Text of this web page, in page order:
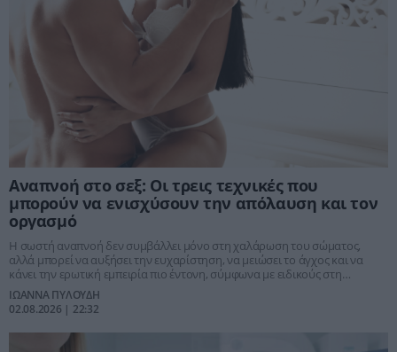
Αναπνοή στο σεξ: Οι τρεις τεχνικές που
μπορούν να ενισχύσουν την απόλαυση και τον
οργασμό
Η σωστή αναπνοή δεν συμβάλλει μόνο στη χαλάρωση του σώματος,
αλλά μπορεί να αυξήσει την ευχαρίστηση, να μειώσει το άγχος και να
κάνει την ερωτική εμπειρία πιο έντονη, σύμφωνα με ειδικούς στη
σεξουαλική υγεία.
ΙΩΑΝΝΑ ΠΥΛΟΥΔΗ
02.08.2026 | 22:32